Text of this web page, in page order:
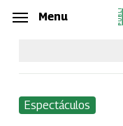
Skip
content
Menu
Espectáculos
Menu